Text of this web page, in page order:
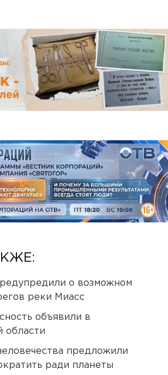
о возможном
реки Миасс
объявили в
области
предложили
ради планеты